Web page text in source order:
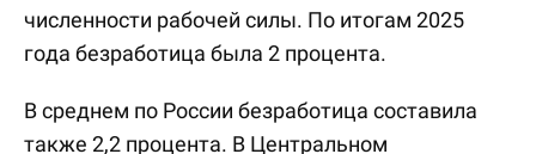
численности рабочей силы. По итогам 2025
года безработица была 2 процента.
В среднем по России безработица составила
также 2,2 процента. В Центральном